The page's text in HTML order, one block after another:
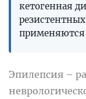
кетогенная
применяются
Эпилепсия –